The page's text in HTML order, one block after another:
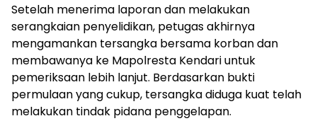
Setelah menerima laporan dan melakukan
serangkaian penyelidikan, petugas akhirnya
mengamankan tersangka bersama korban dan
membawanya ke Mapolresta Kendari untuk
pemeriksaan lebih lanjut. Berdasarkan bukti
permulaan yang cukup, tersangka diduga kuat telah
melakukan tindak pidana penggelapan.